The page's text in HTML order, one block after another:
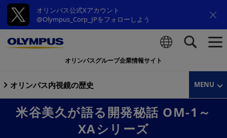
オリンパス公式Xアカウント
@Olympus_Corp_JPをフォローしよう
オリンパスグループ企業情報サイト
オリンパス内視鏡の歴史 MENU
米谷美久が語る開発秘話 OM-1～
XAシリーズ